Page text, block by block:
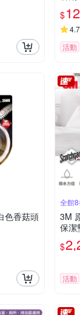
$
4.7
活動
色香菇頭
全館
3M
保潔
加大)
$
活動